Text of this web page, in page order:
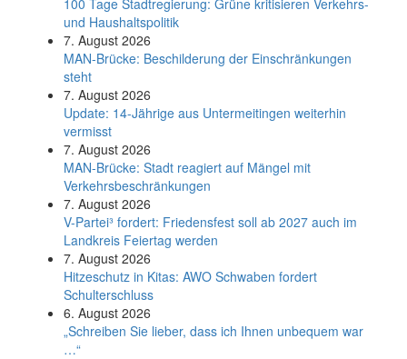
100 Tage Stadtregierung: Grüne kritisieren Verkehrs-
und Haushaltspolitik
7. August 2026
MAN-Brücke: Beschilderung der Einschränkungen
steht
7. August 2026
Update: 14-Jährige aus Untermeitingen weiterhin
vermisst
7. August 2026
MAN-Brücke: Stadt reagiert auf Mängel mit
Verkehrsbeschränkungen
7. August 2026
V-Partei­³ fordert: Friedens­fest soll ab 2027 auch im
Land­kreis Feier­tag werden
7. August 2026
Hitzeschutz in Kitas: AWO Schwaben fordert
Schulterschluss
6. August 2026
„Schreiben Sie lieber, dass ich Ihnen unbequem war
…“